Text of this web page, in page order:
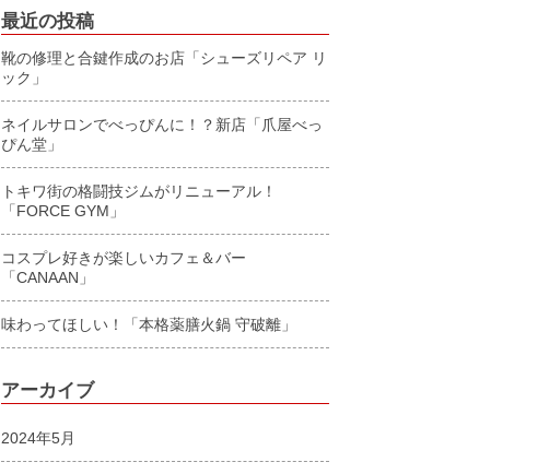
最近の投稿
靴の修理と合鍵作成のお店「シューズリペア リ
ック」
ネイルサロンでべっぴんに！？新店「爪屋べっ
ぴん堂」
トキワ街の格闘技ジムがリニューアル！
「FORCE GYM」
コスプレ好きが楽しいカフェ＆バー
「CANAAN」
味わってほしい！「本格薬膳火鍋 守破離」
アーカイブ
2024年5月